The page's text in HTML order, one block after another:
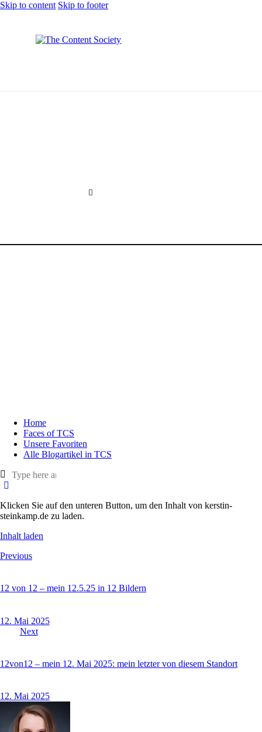
Skip to content Skip to footer
Home
Faces of TCS
Unsere Favoriten
Alle Blogartikel in TCS
Klicken Sie auf den unteren Button, um den Inhalt von kerstin-
steinkamp.de zu laden.
Inhalt laden
Beitragsnavigation
Previous
12 von 12 – mein 12.5.25 in 12 Bildern
12. Mai 2025
Next
12von12 – mein 12. Mai 2025: mein letzter von diesem Standort
12. Mai 2025